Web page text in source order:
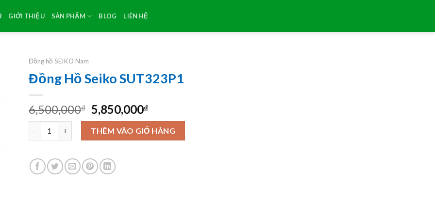
GIỚI THIỆU SẢN PHẨM BLOG LIÊN HỆ
Đồng hồ SEIKO Nam
Đồng Hồ Seiko SUT323P1
6,500,000₫ Original
price
was:
6,500,000₫.
5,850,000₫Current
price
is:
5,850,000₫.
Đồng Hồ Seiko SUT323P1 số lượng
THÊM VÀO GIỎ HÀNG